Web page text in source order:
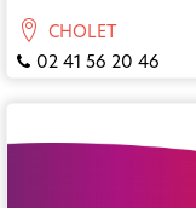
CHOLET
02 41 56 20 46